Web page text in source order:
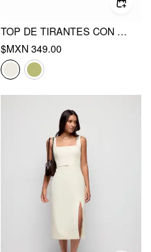
TOP DE TIRANTES CON CUELLO ASIMÉTRICO DRAPEADO Y ANUDADO
$MXN 349.00